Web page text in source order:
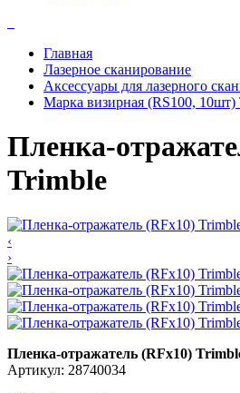
Главная
Лазерное сканирование
Аксессуары для лазерного
Марка визирная (RS100, 10шт)
Пленка-
Trimble
‹
›
Пленка-отражатель (RFx10)
Артикул: 28740034